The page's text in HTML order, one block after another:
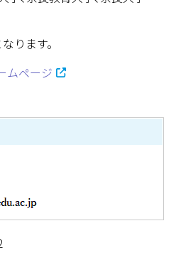
ー
ー
ー
ンター
センター
ります。
ムページ